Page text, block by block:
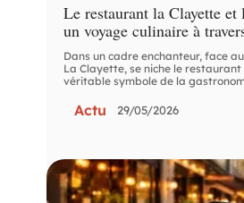
Le restaurant la Clayette
un voyage culinaire à
Dans un cadre enchanteur, face
La Clayette, se niche le restaurant
véritable symbole de la
Actu 29/05/2026